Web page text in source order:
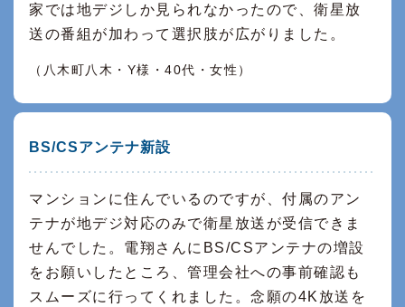
家では地デジしか見られなかったので、衛星放
送の番組が加わって選択肢が広がりました。
（八木町八木・Y様・40代・女性）
BS/CSアンテナ新設
マンションに住んでいるのですが、付属のアン
テナが地デジ対応のみで衛星放送が受信できま
せんでした。電翔さんにBS/CSアンテナの増設
をお願いしたところ、管理会社への事前確認も
スムーズに行ってくれました。念願の4K放送を